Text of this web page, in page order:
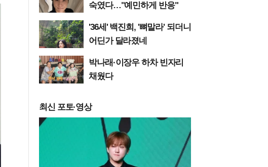
숙였다…"예민하게 반응"
'36세' 백진희, '뼈말라' 되더니
어딘가 달라졌네
박나래·이장우 하차 빈자리
채웠다
최신 포토·영상